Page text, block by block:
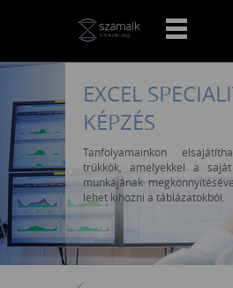
EXCEL
KÉPZÉS
Tanfolyamainkon
trükkök, amelyekkel a
munkájának
lehet kihozni a táblázatokból.